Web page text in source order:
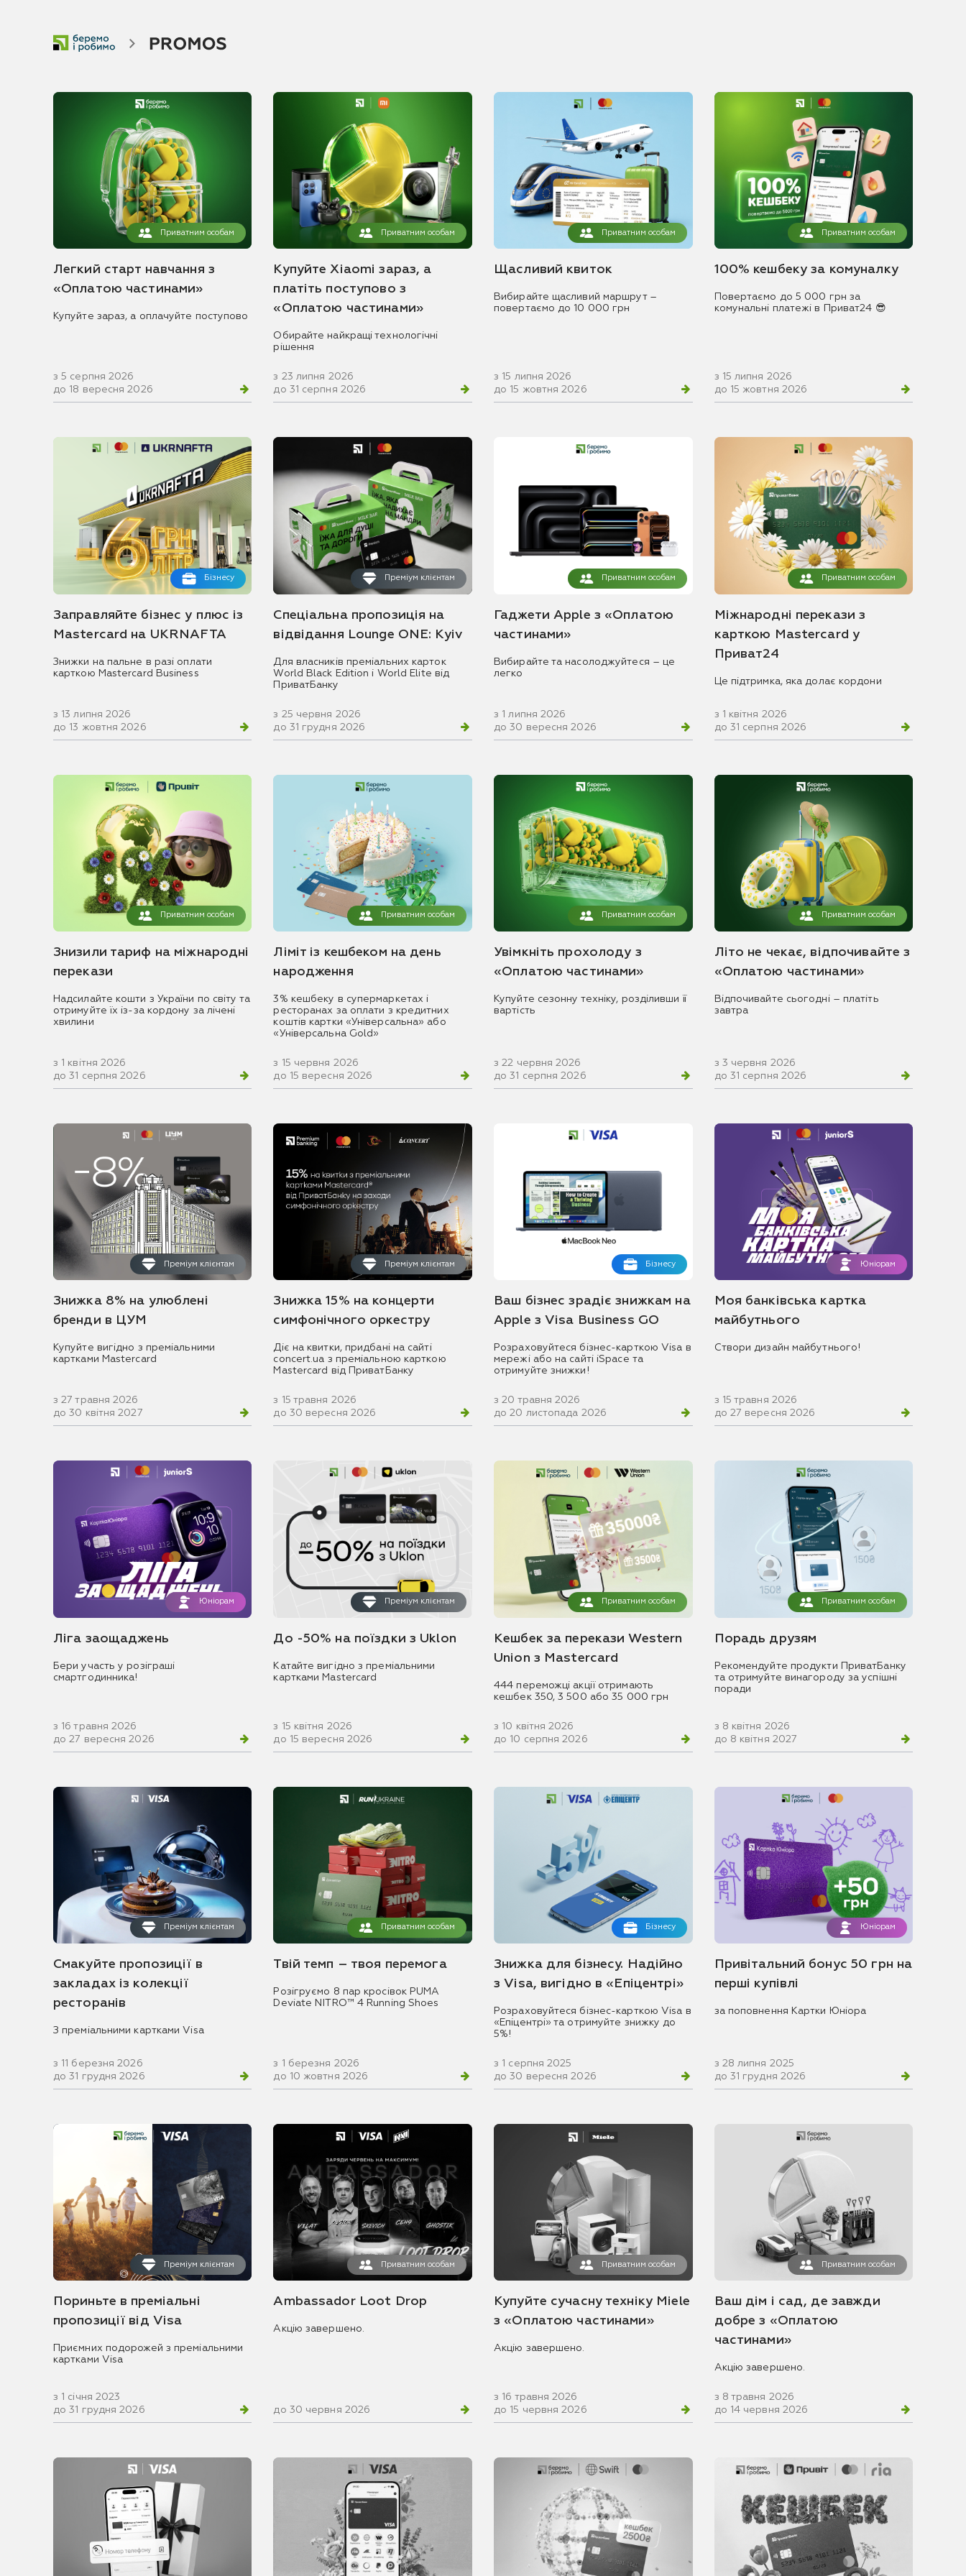
Приватним особам
Легкий старт навчання з
«Оплатою частинами»
Купуйте зараз, а оплачуйте поступово
з 5 серпня 2026
до 18 вересня 2026
Приватним особам
Купуйте Xiaomi зараз, а
платіть поступово з
«Оплатою частинами»
Обирайте найкращі технологічні
рішення
з 23 липня 2026
до 31 серпня 2026
Приватним особам
Щасливий квиток
Вибирайте щасливий маршрут –
повертаємо до 10 000 грн
з 15 липня 2026
до 15 жовтня 2026
Приватним особам
100% кешбеку за комуналку
Повертаємо до 5 000 грн за
комунальні платежі в Приват24 😎
з 15 липня 2026
до 15 жовтня 2026
Бізнесу
Заправляйте бізнес у плюс із
Mastercard на UKRNAFTA
Знижки на пальне в разі оплати
карткою Mastercard Business
з 13 липня 2026
до 13 жовтня 2026
Преміум клієнтам
Спеціальна пропозиція на
відвідання Lounge ONE: Kyiv
Для власників преміальних карток
World Black Edition і World Elite від
ПриватБанку
з 25 червня 2026
до 31 грудня 2026
Приватним особам
Гаджети Apple з «Оплатою
частинами»
Вибирайте та насолоджуйтеся – це
легко
з 1 липня 2026
до 30 вересня 2026
Приватним особам
Міжнародні перекази з
карткою Mastercard у
Приват24
Це підтримка, яка долає кордони
з 1 квітня 2026
до 31 серпня 2026
Приватним особам
Знизили тариф на міжнародні
перекази
Надсилайте кошти з України по світу та
отримуйте їх із-за кордону за лічені
хвилини
з 1 квітня 2026
до 31 серпня 2026
Приватним особам
Ліміт із кешбеком на день
народження
3% кешбеку в супермаркетах і
ресторанах за оплати з кредитних
коштів картки «Універсальна» або
«Універсальна Gold»
з 15 червня 2026
до 15 вересня 2026
Приватним особам
Увімкніть прохолоду з
«Оплатою частинами»
Купуйте сезонну техніку, розділивши її
вартість
з 22 червня 2026
до 31 серпня 2026
Приватним особам
Літо не чекає, відпочивайте з
«Оплатою частинами»
Відпочивайте сьогодні – платіть
завтра
з 3 червня 2026
до 31 серпня 2026
Преміум клієнтам
Знижка 8% на улюблені
бренди в ЦУМ
Купуйте вигідно з преміальними
картками Mastercard
з 27 травня 2026
до 30 квітня 2027
Преміум клієнтам
Знижка 15% на концерти
симфонічного оркестру
Діє на квитки, придбані на сайті
concert.ua з преміальною карткою
Mastercard від ПриватБанку
з 15 травня 2026
до 30 вересня 2026
Бізнесу
Ваш бізнес зрадіє знижкам на
Apple з Visa Business GO
Розраховуйтеся бізнес-карткою Visa в
мережі або на сайті iSpace та
отримуйте знижки!
з 20 травня 2026
до 20 листопада 2026
Юніорам
Моя банківська картка
майбутнього
Створи дизайн майбутнього!
з 15 травня 2026
до 27 вересня 2026
Юніорам
Ліга заощаджень
Бери участь у розіграші
смартгодинника!
з 16 травня 2026
до 27 вересня 2026
Преміум клієнтам
До -50% на поїздки з Uklon
Катайте вигідно з преміальними
картками Mastercard
з 15 квітня 2026
до 15 вересня 2026
Приватним особам
Кешбек за перекази Western
Union з Mastercard
444 переможці акції отримають
кешбек 350, 3 500 або 35 000 грн
з 10 квітня 2026
до 10 серпня 2026
Приватним особам
Порадь друзям
Рекомендуйте продукти ПриватБанку
та отримуйте винагороду за успішні
поради
з 8 квітня 2026
до 8 квітня 2027
Преміум клієнтам
Смакуйте пропозиції в
закладах із колекції
ресторанів
З преміальними картками Visa
з 11 березня 2026
до 31 грудня 2026
Приватним особам
Твій темп – твоя перемога
Розігруємо 8 пар кросівок PUMA
Deviate NITRO™ 4 Running Shoes
з 1 березня 2026
до 10 жовтня 2026
Бізнесу
Знижка для бізнесу. Надійно
з Visa, вигідно в «Епіцентрі»
Розраховуйтеся бізнес-карткою Visa в
«Епіцентрі» та отримуйте знижку до
5%!
з 1 серпня 2025
до 30 вересня 2026
Юніорам
Привітальний бонус 50 грн на
перші купівлі
за поповнення Картки Юніора
з 28 липня 2025
до 31 грудня 2026
Преміум клієнтам
Пориньте в преміальні
пропозиції від Visa
Приємних подорожей з преміальними
картками Visa
з 1 січня 2023
до 31 грудня 2026
Приватним особам
Ambassador Loot Drop
Акцію завершено.
до 30 червня 2026
Приватним особам
Купуйте сучасну техніку Miele
з «Оплатою частинами»
Акцію завершено.
з 16 травня 2026
до 15 червня 2026
Приватним особам
Ваш дім і сад, де завжди
добре з «Оплатою
частинами»
Акцію завершено.
з 8 травня 2026
до 14 червня 2026